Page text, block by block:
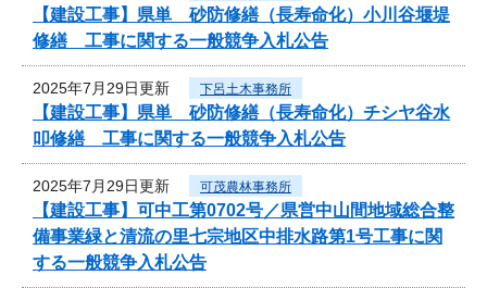
【建設工事】県単 砂防修繕（長寿命化）小川谷堰堤
修繕 工事に関する一般競争入札公告
2025年7月29日更新 下呂土木事務所
【建設工事】県単 砂防修繕（長寿命化）チシヤ谷水
叩修繕 工事に関する一般競争入札公告
2025年7月29日更新 可茂農林事務所
【建設工事】可中工第0702号／県営中山間地域総合整
備事業緑と清流の里七宗地区中排水路第1号工事に関
する一般競争入札公告